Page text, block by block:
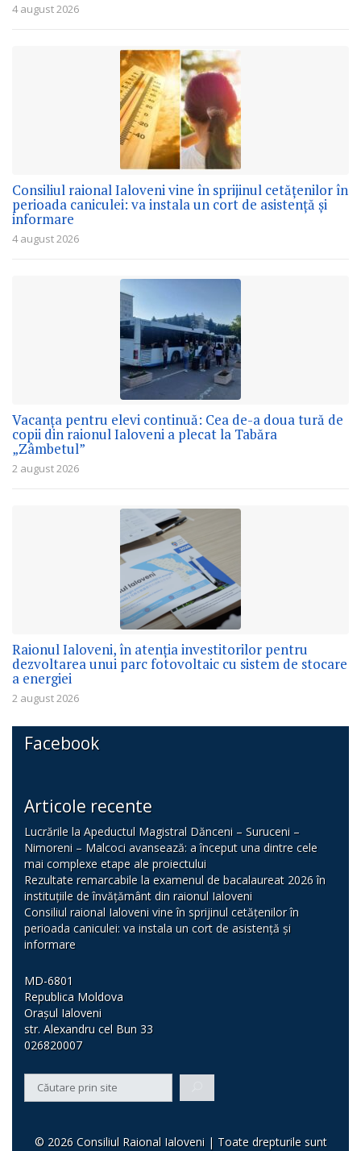
4 august 2026
Consiliul raional Ialoveni vine în sprijinul cetățenilor în
perioada caniculei: va instala un cort de asistență și
informare
4 august 2026
Vacanța pentru elevi continuă: Cea de-a doua tură de
copii din raionul Ialoveni a plecat la Tabăra
„Zâmbetul”
2 august 2026
Raionul Ialoveni, în atenția investitorilor pentru
dezvoltarea unui parc fotovoltaic cu sistem de stocare
a energiei
2 august 2026
Facebook
Articole recente
Lucrările la Apeductul Magistral Dănceni – Suruceni –
Nimoreni – Malcoci avansează: a început una dintre cele
mai complexe etape ale proiectului
Rezultate remarcabile la examenul de bacalaureat 2026 în
instituțiile de învățământ din raionul Ialoveni
Consiliul raional Ialoveni vine în sprijinul cetățenilor în
perioada caniculei: va instala un cort de asistență și
informare
MD-6801
Republica Moldova
Orașul Ialoveni
str. Alexandru cel Bun 33
026820007
© 2026 Consiliul Raional Ialoveni | Toate drepturile sunt